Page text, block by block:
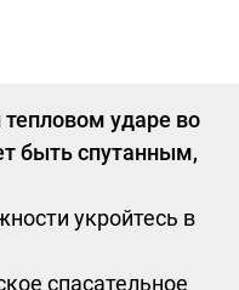
ударе во
быть спутанным,
укройтесь в
спасательное